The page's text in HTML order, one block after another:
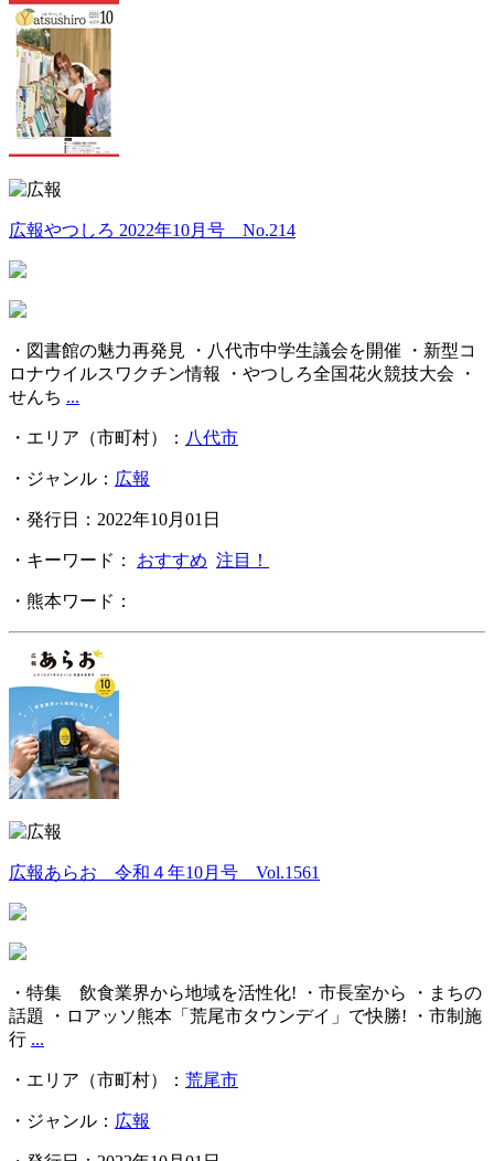
広報やつしろ 2022年10月号 No.214
・図書館の魅力再発見 ・八代市中学生議会を開催 ・新型コ
ロナウイルスワクチン情報 ・やつしろ全国花火競技大会 ・
せんち ...
・エリア（市町村）： 八代市
・ジャンル： 広報
・発行日：2022年10月01日
・キーワード： おすすめ 注目！
・熊本ワード：
広報あらお 令和４年10月号 Vol.1561
・特集 飲食業界から地域を活性化! ・市長室から ・まちの
話題 ・ロアッソ熊本「荒尾市タウンデイ」で快勝! ・市制施
行 ...
・エリア（市町村）： 荒尾市
・ジャンル： 広報